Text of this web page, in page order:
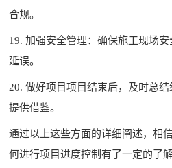
合规。
19. 加强安全管理：确保施工现场
延误。
20. 做好项目项目结束后，及时总
提供借鉴。
通过以上这些方面的详细阐述，相
何进行项目进度控制有了一定的了